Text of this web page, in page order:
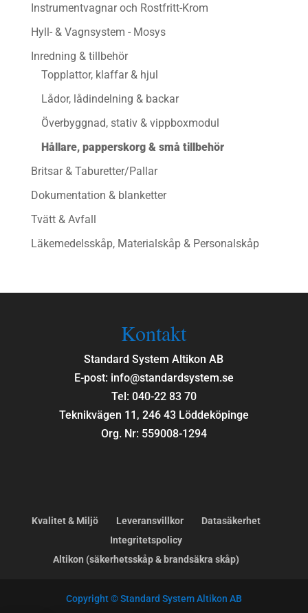
Instrumentvagnar och Rostfritt-Krom
Hyll- & Vagnsystem - Mosys
Inredning & tillbehör
Topplattor, klaffar & hjul
Lådor, lådindelning & backar
Överbyggnad, stativ & vippboxmodul
Hållare, papperskorg & små tillbehör
Britsar & Taburetter/Pallar
Dokumentation & blanketter
Tvätt & Avfall
Läkemedelsskåp, Materialskåp & Personalskåp
Kontakt
Standard System Altikon AB
E-post: info@standardsystem.se
Tel: 040-22 83 70
Teknikvägen 11, 246 43 Löddeköpinge
Org. Nr: 559008-1294
Kvalitet & Miljö Leveransvillkor
Datasäkerhet
Integritetspolicy
Altikon (säkerhetsskåp & brandsäkra skåp)
Copyright © Standard System Altikon AB